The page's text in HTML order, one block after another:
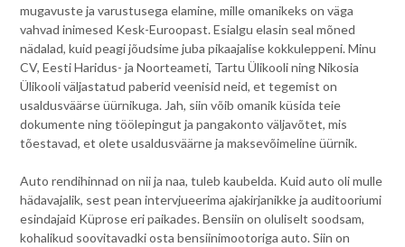
mugavuste ja varustusega elamine, mille omanikeks on väga
vahvad inimesed Kesk-Euroopast. Esialgu elasin seal mõned
nädalad, kuid peagi jõudsime juba pikaajalise kokkuleppeni. Minu
CV, Eesti Haridus- ja Noorteameti, Tartu Ülikooli ning Nikosia
Ülikooli väljastatud paberid veenisid neid, et tegemist on
usaldusväärse üürnikuga. Jah, siin võib omanik küsida teie
dokumente ning töölepingut ja pangakonto väljavõtet, mis
tõestavad, et olete usaldusväärne ja maksevõimeline üürnik.
Auto rendihinnad on nii ja naa, tuleb kaubelda. Kuid auto oli mulle
hädavajalik, sest pean intervjueerima ajakirjanikke ja auditooriumi
esindajaid Küprose eri paikades. Bensiin on oluliselt soodsam,
kohalikud soovitavadki osta bensiinimootoriga auto. Siin on